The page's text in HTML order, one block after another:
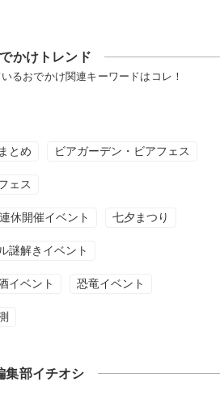
かけトレンド
るおでかけ関連キーワードはコレ！
とめ ビアガーデン・ビアフェス
ェス
休開催イベント 七夕まつり
謎解きイベント
イベント 恐竜イベント
集部イチオシ